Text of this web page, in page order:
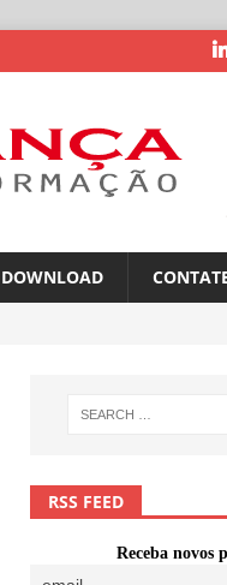
DOWNLOAD
RSS FEED
Receba novos